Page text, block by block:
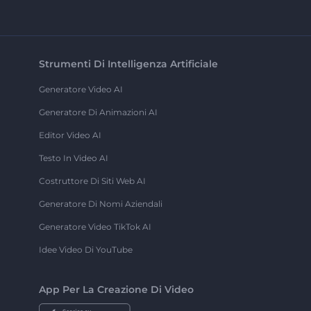
Strumenti Di Intelligenza Artificiale
Generatore Video AI
Generatore Di Animazioni AI
Editor Video AI
Testo In Video AI
Costruttore Di Siti Web AI
Generatore Di Nomi Aziendali
Generatore Video TikTok AI
Idee Video Di YouTube
App Per La Creazione Di Video